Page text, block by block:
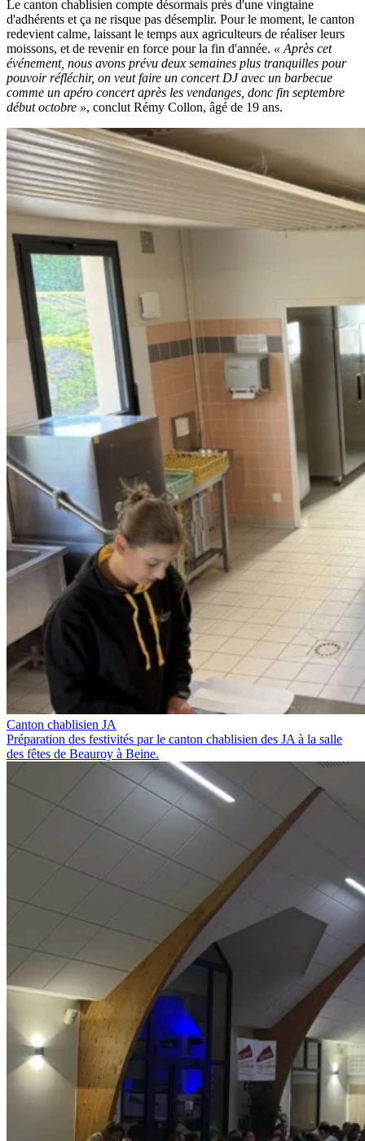
Le canton chablisien compte désormais près d'une vingtaine
d'adhérents et ça ne risque pas désemplir. Pour le moment, le canton
redevient calme, laissant le temps aux agriculteurs de réaliser leurs
moissons, et de revenir en force pour la fin d'année. « Après cet
événement, nous avons prévu deux semaines plus tranquilles pour
pouvoir réfléchir, on veut faire un concert DJ avec un barbecue
comme un apéro concert après les vendanges, donc fin septembre
début octobre », conclut Rémy Collon, âgé de 19 ans.
Canton chablisien JA
Préparation des festivités par le canton chablisien des JA à la salle
des fêtes de Beauroy à Beine.